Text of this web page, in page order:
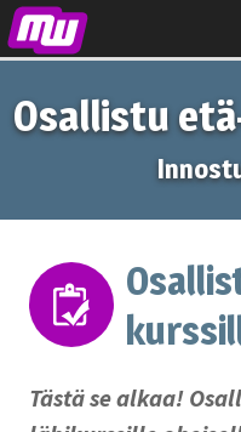
Osallistu
Tästä se alkaa!